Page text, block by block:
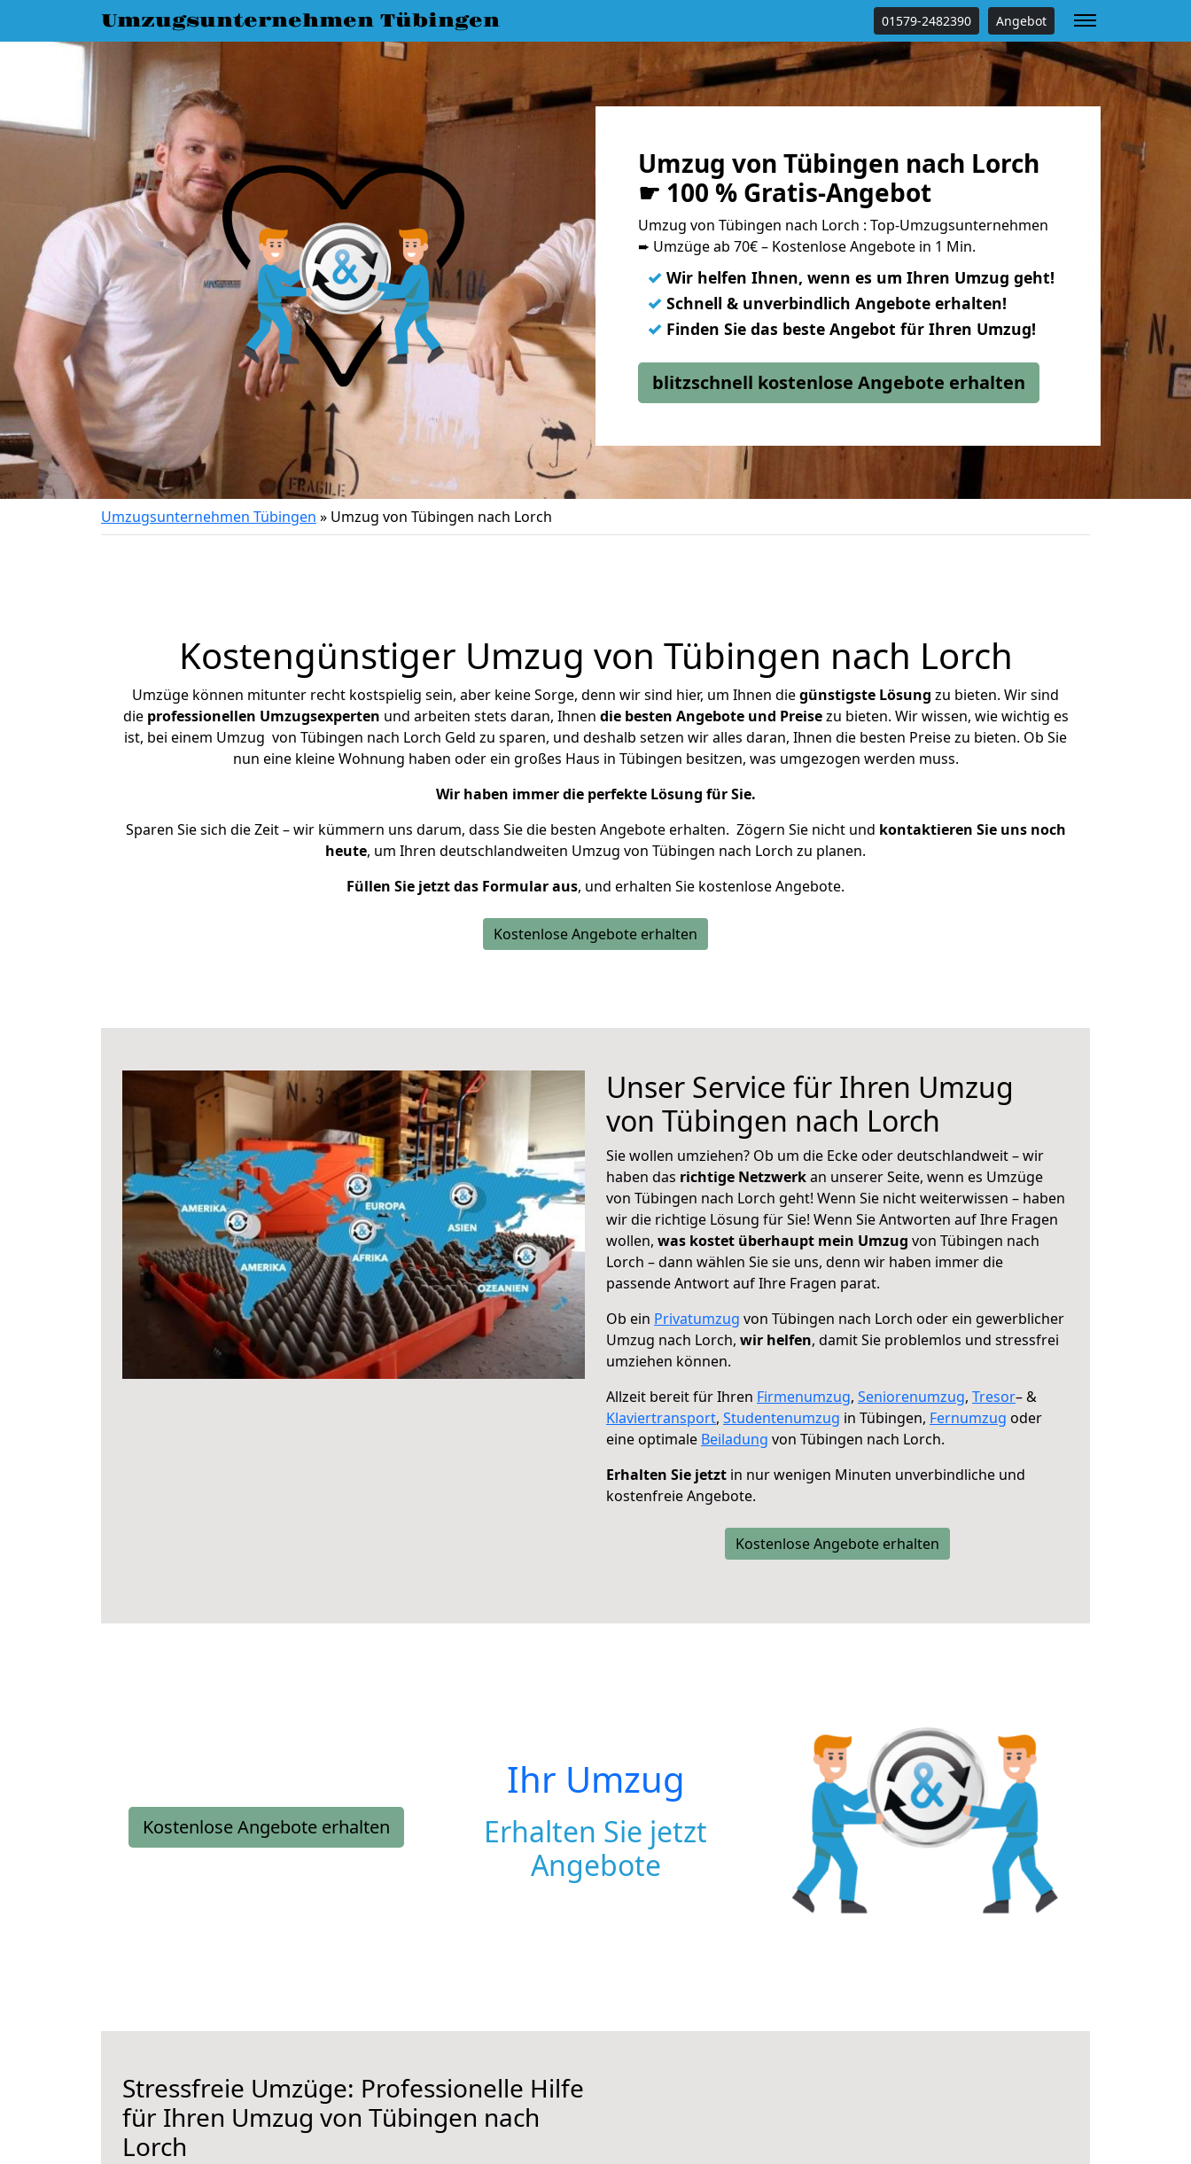
Umzugsunternehmen Tübingen 01579-2482390 Angebot
Umzug von Tübingen nach Lorch
☛ 100 % Gratis-Angebot
Umzug von Tübingen nach Lorch : Top-Umzugsunternehmen
➨ Umzüge ab 70€ – Kostenlose Angebote in 1 Min.
✓ Wir helfen Ihnen, wenn es um Ihren Umzug geht!
✓ Schnell & unverbindlich Angebote erhalten!
✓ Finden Sie das beste Angebot für Ihren Umzug!
blitzschnell kostenlose Angebote erhalten
Umzugsunternehmen Tübingen » Umzug von Tübingen nach Lorch
Kostengünstiger Umzug von Tübingen nach Lorch
Umzüge können mitunter recht kostspielig sein, aber keine Sorge, denn wir sind hier, um Ihnen diegünstigste Lösung zu bieten. Wir sind
die professionellen Umzugsexperten und arbeiten stets daran, Ihnen die besten Angebote und Preisezu bieten. Wir wissen, wie wichtig es
ist, bei einem Umzug von Tübingen nach Lorch Geld zu sparen, und deshalb setzen wir alles daran, Ihnen die besten Preise zu bieten. Ob Sie
nun eine kleine Wohnung haben oder ein großes Haus in Tübingen besitzen, was umgezogen werden muss.
Wir haben immer die perfekte Lösung für Sie.
Sparen Sie sich die Zeit – wir kümmern uns darum, dass Sie die besten Angebote erhalten. Zögern Sie nicht und kontaktieren Sie uns noch
heute, um Ihren deutschlandweiten Umzug von Tübingen nach Lorch zu planen.
Füllen Sie jetzt das Formular aus, und erhalten Sie kostenlose Angebote.
Kostenlose Angebote erhalten
Unser Service für Ihren Umzug
von Tübingen nach Lorch
Sie wollen umziehen? Ob um die Ecke oder deutschlandweit – wir
haben das richtige Netzwerkan unserer Seite, wenn es Umzüge
von Tübingen nach Lorch geht! Wenn Sie nicht weiterwissen – haben
wir die richtige Lösung für Sie! Wenn Sie Antworten auf Ihre Fragen
wollen, was kostet überhaupt mein Umzug von Tübingen nach
Lorch – dann wählen Sie sie uns, denn wir haben immer die
passende Antwort auf Ihre Fragen parat.
Ob ein Privatumzug von Tübingen nach Lorch oder ein gewerblicher
Umzug nach Lorch, wir helfen, damit Sie problemlos und stressfrei
umziehen können.
Allzeit bereit für Ihren Firmenumzug, Seniorenumzug, Tresor– &
Klaviertransport, Studentenumzug in Tübingen, Fernumzug oder
eine optimale Beiladung von Tübingen nach Lorch.
Erhalten Sie jetzt in nur wenigen Minuten unverbindliche und
kostenfreie Angebote.
Kostenlose Angebote erhalten
Kostenlose Angebote erhalten
Ihr Umzug
Erhalten Sie jetzt
Angebote
Stressfreie Umzüge: Professionelle Hilfe
für Ihren Umzug von Tübingen nach
Lorch